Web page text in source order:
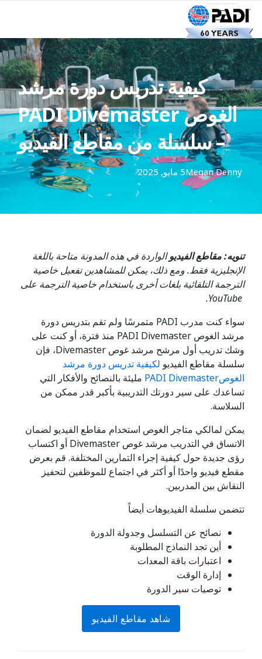
كيفية تدريس دورة مرشد
الغوص PADI Divemaster
– سلسلة من مقاطع الفيديو
Megan Denny5 مايو, 2025
تنويه: مقاطع الفيديوالواردة في هذه المدونة متاحة باللغة
الإنجليزية فقط. ومع ذلك، يمكن للمشاهدين تفعيل خاصية
الترجمة التلقائية بلغات أخرى باستخدام خاصية الترجمة على
سواء كنت مدرب PADI متمرسًا ولم تقم بتدريس دورة
مرشد الغوص PADI Divemaster منذ فترة، أو كنت على
وشك تدريب أول مرشح مرشد غوص Divemaster، فإن
سلسلة مقاطع الفيديولكيفية تدريس دورة مرشد
الغوصPADI Divemaster
مليئة بالنصائح والأفكار التي
تساعدك على سير دورتك التدريبية بأكبر قدر ممكن من
السلاسة.
يمكن لمالكي متاجر الغوص استخدام مقاطع الفيديو لضمان
الاتساق في التدريب مرشد غوص Divemaster أو اكتساب
رؤى جديدة حول كيفية إجراء التمارين المختلفة. قم بعرض
مقطع فيديو واحدًا أو أكثر في اجتماع للموظفين لتحفيز
النقاش بين المدربين.
تتضمن سلسلة الفيديوهات أيضاً
نصائح عن التسلسل وجدولة الدورة
أين تجد النماذج المطلوبة
اعتبارات باقة المعدات
إدارة الوقت
توصيات سير الدورة
شاهد مقاطع الفيديو